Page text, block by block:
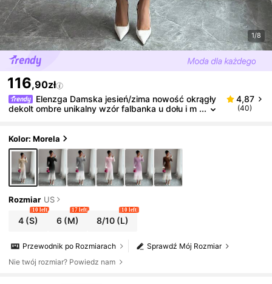
1/8
116,90zł
Elenzga Damska jesień/zima nowość okrągły
dekolt ombre unikalny wzór falbanka u dołu i m
4,87
(40)
Kolor: Morela
Rozmiar US
4 (S)
10 left
6 (M)
17 left
8/10(L)
10 left
Sprawdź Mój Rozmiar
Przewodnik po Rozmiarach
Nie twój rozmiar? Powiedz nam